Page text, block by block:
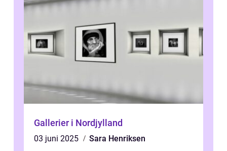
Gallerier i Nordjylland
03 juni 2025
Sara Henriksen